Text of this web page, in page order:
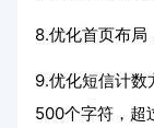
8.优化首页布局
9.优化短信计
500个字符，超